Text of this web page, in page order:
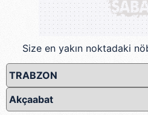
Türkiye'nin en iyi haber sitesi
Size en yakın noktadaki